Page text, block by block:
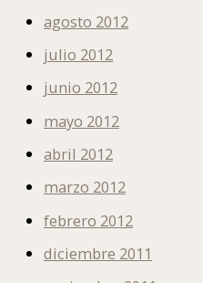
agosto 2012
julio 2012
junio 2012
mayo 2012
abril 2012
marzo 2012
febrero 2012
diciembre 2011